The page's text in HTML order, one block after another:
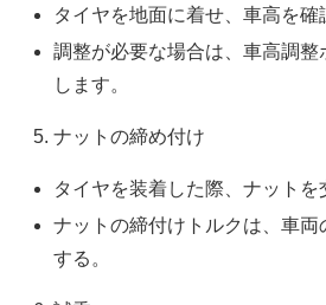
タイヤを地面に着せ、車高を確
調整が必要な場合は、車高調
します。
ナットの締め付け
タイヤを装着した際、ナットを
ナットの締付けトルクは、車
する。